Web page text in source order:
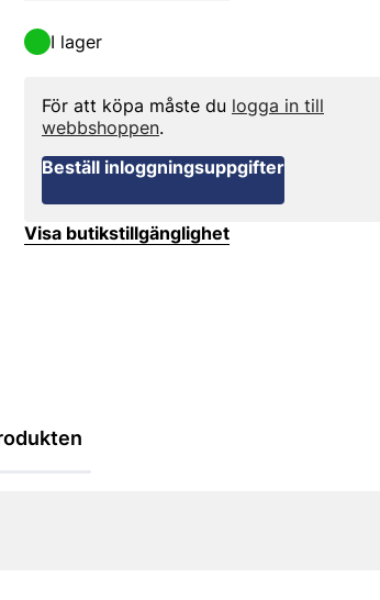
I lager
För att köpa måste du logga in till
webbshoppen.
Beställ inloggningsuppgifter
Visa butikstillgänglighet